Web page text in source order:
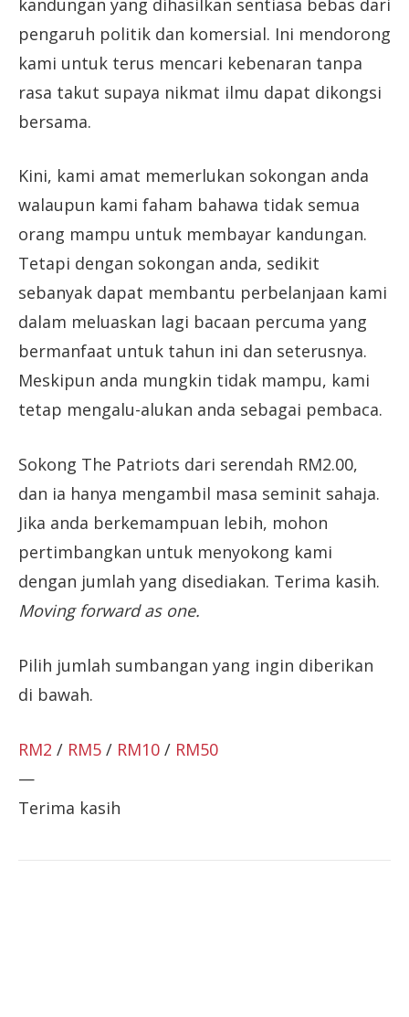
pengaruh politik dan komersial. Ini mendorong
kami untuk terus mencari kebenaran tanpa
rasa takut supaya nikmat ilmu dapat dikongsi
bersama.
Kini, kami amat memerlukan sokongan anda
walaupun kami faham bahawa tidak semua
orang mampu untuk membayar kandungan.
Tetapi dengan sokongan anda, sedikit
sebanyak dapat membantu perbelanjaan kami
dalam meluaskan lagi bacaan percuma yang
bermanfaat untuk tahun ini dan seterusnya.
Meskipun anda mungkin tidak mampu, kami
tetap mengalu-alukan anda sebagai pembaca.
Sokong The Patriots dari serendah RM2.00,
dan ia hanya mengambil masa seminit sahaja.
Jika anda berkemampuan lebih, mohon
pertimbangkan untuk menyokong kami
dengan jumlah yang disediakan. Terima kasih.
Moving forward as one.
Pilih jumlah sumbangan yang ingin diberikan
di bawah.
RM2 / RM5 / RM10 / RM50
—
Terima kasih